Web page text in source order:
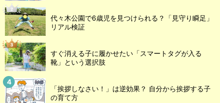
代々木公園で6歳児を見つけられる？「見守り瞬足」
リアル検証
すぐ消える子に履かせたい「スマートタグが入る
靴」という選択肢
「挨拶しなさい！」は逆効果？ 自分から挨拶する子
の育て方